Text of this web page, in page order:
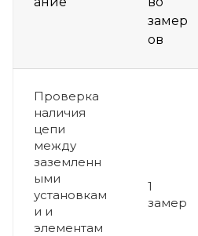
замер
ов
Проверка
наличия
цепи
между
заземленн
ыми
установкам
и и
элементам
1
замер